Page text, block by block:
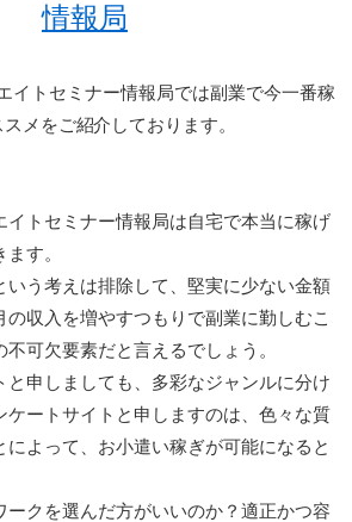
情報局
イトセミナー情報局では副業で今一番稼
メをご紹介しております。
イトセミナー情報局は自宅で本当に稼げ
す。
いう考えは排除して、堅実に少ない金額
の収入を増やすつもりで副業に勤しむこ
可欠要素だと言えるでしょう。
と申しましても、多彩なジャンルに分け
ケートサイトと申しますのは、色々な質
によって、お小遣い稼ぎが可能になると
ークを選んだ方がいいのか？適正かつ容